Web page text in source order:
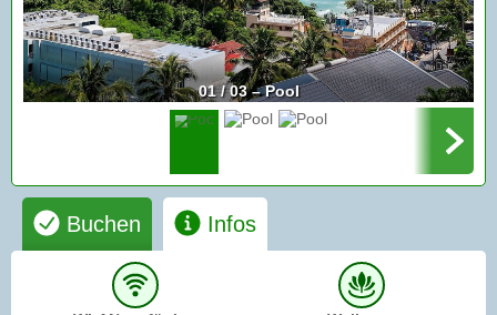
01 / 03 – Pool
Buchen Infos